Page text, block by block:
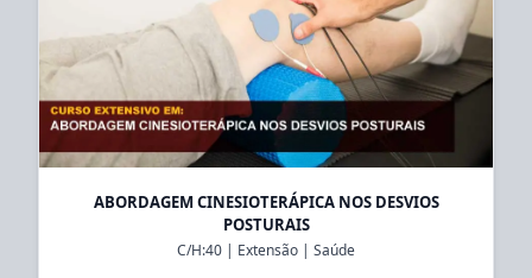
ABORDAGEM CINESIOTERÁPICA NOS DESVIOS
POSTURAIS
C/H:40 | Extensão | Saúde